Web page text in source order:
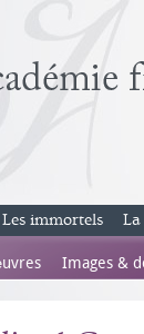
Les immortels
Images &